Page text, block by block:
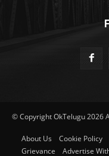
© Copyright OkTelugu 2026
About Us Cookie Policy
Grievance
Advertise